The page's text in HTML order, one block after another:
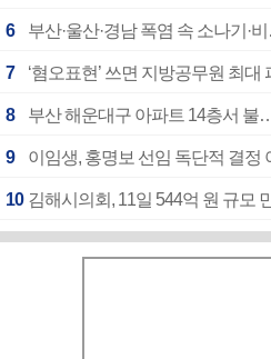
6 부산·울산·경남 폭염 속 소나기·
7 ‘혐오표현’ 쓰면 지방공무원 최대
8 부산 해운대구 아파트 14층서 불
9 이임생, 홍명보 선임 독단적 결
10 김해시의회, 11일 544억 원 규모